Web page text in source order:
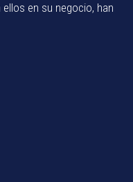
en su negocio, han